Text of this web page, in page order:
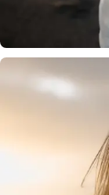
Sensación de